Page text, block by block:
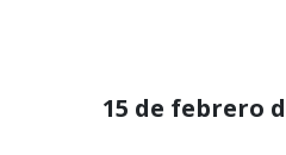
15 de febrero